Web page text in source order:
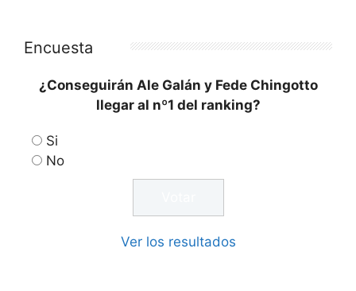
Encuesta
¿Conseguirán Ale Galán y Fede Chingotto
llegar al nº1 del ranking?
Si
No
Ver los resultados